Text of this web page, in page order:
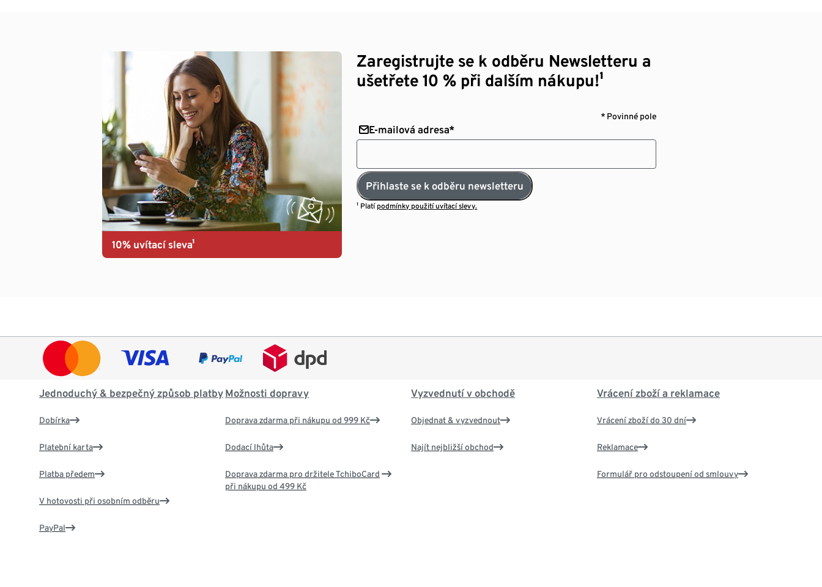
10% uvítací sleva¹
Zaregistrujte se k odběru Newsletteru a
ušetřete 10 % při dalším nákupu!¹
* Povinné pole
E-mailová adresa*
Přihlaste se k odběru newsletteru
¹ Platí podmínky použití uvítací slevy.
Jednoduchý & bezpečný způsob platby
Dobírka
Platební karta
Platba předem
V hotovosti při osobním odběru
PayPal
Možnosti dopravy
Doprava zdarma při nákupu od 999 Kč
Dodací lhůta
Doprava zdarma pro držitele TchiboCard
při nákupu od 499 Kč
Vyzvednutí v obchodě
Objednat & vyzvednout
Najít nejbližší obchod
Vrácení zboží a reklamace
Vrácení zboží do 30 dní
Reklamace
Formulář pro odstoupení od smlouvy